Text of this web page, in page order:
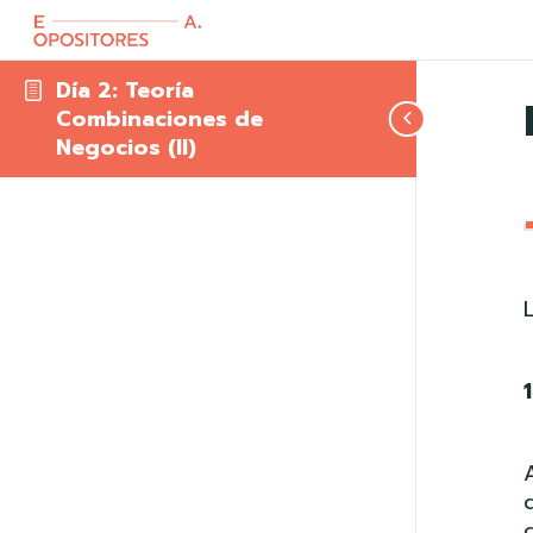
Día 2: Teoría
Combinaciones de
Negocios (II)